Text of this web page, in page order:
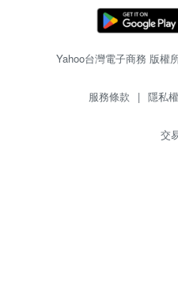
Yahoo台灣電子商務 版權
服務條款 | 隱私權
交